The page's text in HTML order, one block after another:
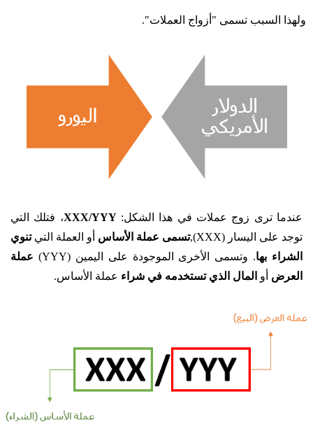
ولهذا السبب تسمى "أزواج العملات".
عندما ترى زوج عملات في هذا الشكل:XXX/YYY، فتلك التي
توجد على اليسار (XXX),
تسمى عملة الأساس أو العملة التيتنوي
الشراء بها. وتسمى الأخرى الموجودة على اليمين (YYY)
عملة
العرض أو المال الذي تستخدمه في شراء عملة الأساس.